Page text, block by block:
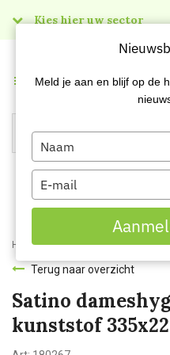
Kies hier uw sector
Menu
Home Webshop Werkkleding
Terug naar overzicht
Satino
kunststof
Meld je aan en blijf op de
Type
your
name
Type
your
email